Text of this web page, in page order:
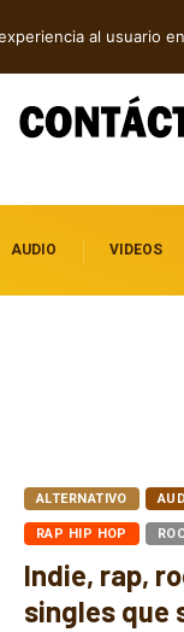
AUDIO VIDEOS
ALTERNATIVO
RAP HIP HOP
Indie, rap,
singles que
al usuario